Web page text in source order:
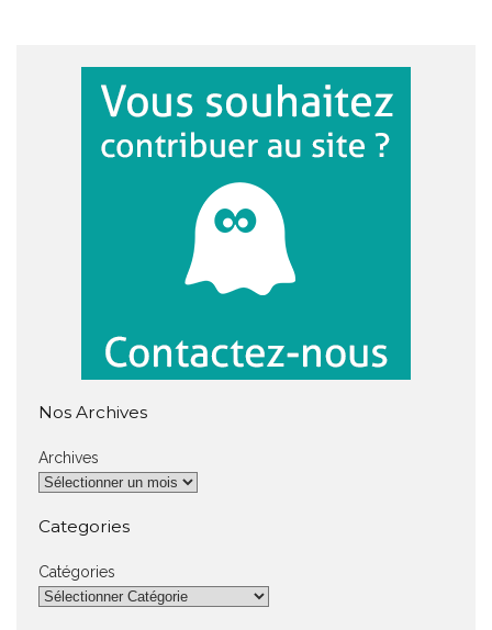
Nos Archives
Archives
Categories
Catégories